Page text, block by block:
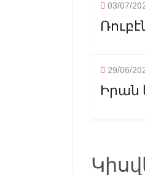
03/07/
29/06/
Իրան